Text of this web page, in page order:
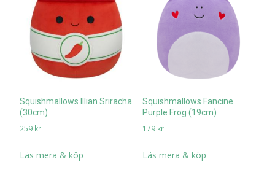
Squishmallows Illian Sriracha
(30cm)
259 kr
Läs mera & köp
Squishmallows Fancine
Purple Frog (19cm)
179 kr
Läs mera & köp